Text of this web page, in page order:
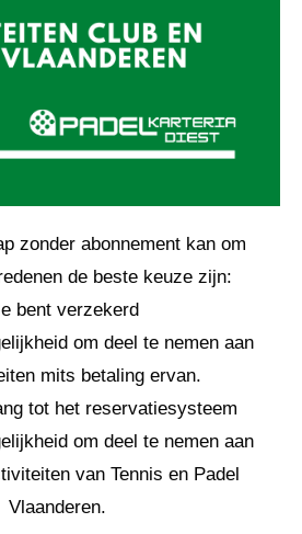
zonder abonnement kan om
de beste keuze zijn:
bent verzekerd
om deel te nemen aan
mits betaling ervan.
tot het reservatiesysteem
om deel te nemen aan
van Tennis en Padel
Vlaanderen.